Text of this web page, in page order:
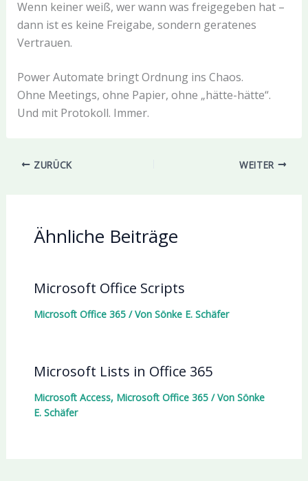
Wenn keiner weiß, wer wann was freigegeben hat –
dann ist es keine Freigabe, sondern geratenes
Vertrauen.
Power Automate bringt Ordnung ins Chaos.
Ohne Meetings, ohne Papier, ohne „hätte-hätte“.
Und mit Protokoll. Immer.
ZURÜCK WEITER
Ähnliche Beiträge
Microsoft Office Scripts
Microsoft Office 365/ Von Sönke E. Schäfer
Microsoft Lists in Office 365
Microsoft Access, Microsoft Office 365/ Von Sönke
E. Schäfer